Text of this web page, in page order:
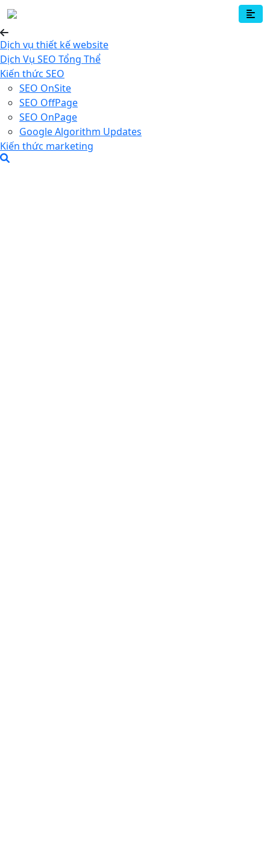
Dịch vụ thiết kế website
Dịch Vụ SEO Tổng Thể
Kiến thức SEO
SEO OnSite
SEO OffPage
SEO OnPage
Google Algorithm Updates
Kiến thức marketing